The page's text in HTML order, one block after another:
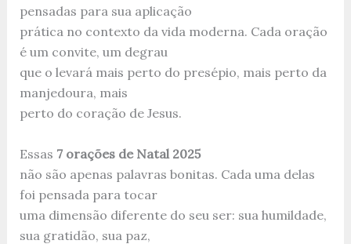
pensadas para sua aplicação
prática no contexto da vida moderna. Cada oração
é um convite, um degrau
que o levará mais perto do presépio, mais perto da
manjedoura, mais
perto do coração de Jesus.
Essas 7 orações de Natal 2025
não são apenas palavras bonitas. Cada uma delas
foi pensada para tocar
uma dimensão diferente do seu ser: sua humildade,
sua gratidão, sua paz,